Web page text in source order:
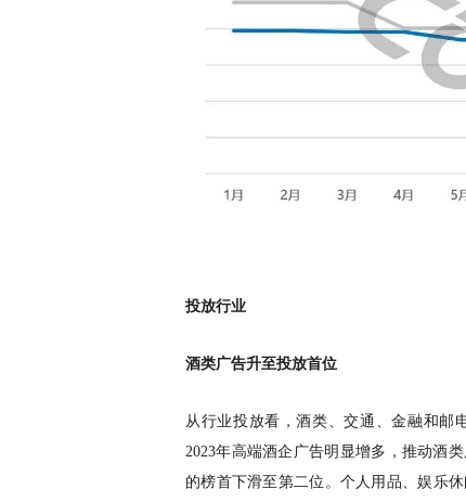
投放行业
酒类广告升至投放首位
从行业投放看，酒类、交通、金融和邮
2023年高端酒企广告明显增多，推动酒
的榜首下滑至第二位。个人用品、娱乐